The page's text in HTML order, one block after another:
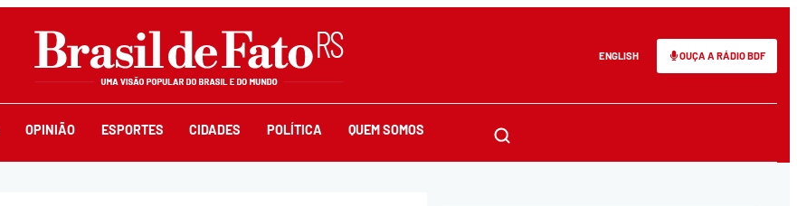
ENGLISH OUÇA A RÁDIO BDF
OPINIÃO ESPORTES CIDADES POLÍTICA QUEM SOMOS